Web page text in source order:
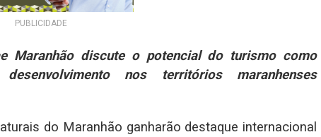
PUBLICIDADE
Maranhão discute o potencial do turismo como
nos territórios maranhenses
do Maranhão ganharão destaque internacional